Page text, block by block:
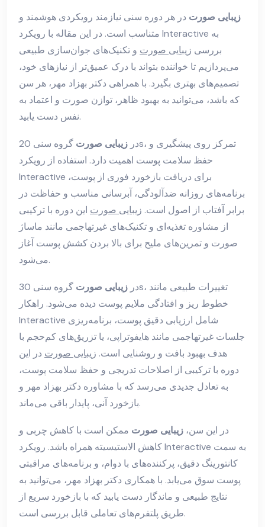
زیبایی صورت در هر دوره سنی نیازمند رویکردی هوشمند و
متناسب است. در این مقاله با رویکرد Interactive به
بررسی زیبایی صورت و تکنیک‌های جوان‌سازی طبیعی
می‌پردازیم تا خواننده بتواند با درک عمیق‌تر از نیازهای خود،
تصمیم‌های بهتری بگیرد. با همراهی دکتر بهزاد مهر، هر سن
که باشد، می‌توانید به بهبود ظاهر، توازن صورت و اعتماد به
نفس دست یابید.
در زیبایی صورت
گروه سنی 20s، تمرکز روی پیشگیری و
حفظ سلامت پوست اهمیت دارد. استفاده از رویکرد
Interactive برای دریافت بازخورد فوری از پوست،
برنامه‌های روزانه ضدآلودگی، آبرسانی مناسب و حفاظت در
برابر آفتاب از اصول است. زیبایی صورت این دوره با ترکیبی
از مشاوره تغذیه‌ای و تکنیک‌های غیرتهاجمی مانند ماساژ
صورت و تمرین‌های ملیح برای بالا بردن کشش پوست آغاز
می‌شود.
در زیبایی صورت
گروه سنی 30s، تغییرات طبیعی مانند
خطوط ریز و افتادگی ملایم پوست دیده می‌شود. راهکار
Interactive شامل ارزیابی دقیق پوست، برنامه‌ریزی
جلسات غیرتهاجمی مانند هایفوتراپی، یا تزریق‌های کم‌حجم با
هدف بهبود بافت و روشنایی است. زیبایی صورت در این
دوره با ترکیبی از اصلاحات تدریجی و حفظ سلامت پوست،
به تعادل جدیدی می‌رسد که با مشاوره دکتر بهزاد مهر و
بازخورد آنی، پایدار باقی می‌ماند.
در این سن، زیبایی صورت ممکن است با کاهش چربی و
کاهش الاستیسیته همراه باشد. رویکرد Interactive به سمت
کانتورینگ دقیق، پرکننده‌های با دوام، و برنامه‌های مراقبتی
پوست سوق می‌یابد. با همکاری دکتر بهزاد مهر، می‌توانید به
نتایج طبیعی و ماندگار دست یابید که با بازخورد سریع از
طریق پلتفرم‌های تعاملی قابل بررسی است.